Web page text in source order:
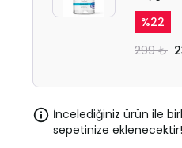
%22
299 ₺
İncelediğiniz ürün ile
sepetinize eklenecektir!